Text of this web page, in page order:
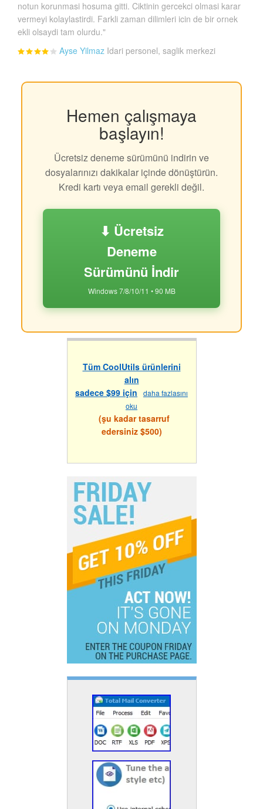
notun korunmasi hosuma gitti. Ciktinin gercekci olmasi karar
vermeyi kolaylastirdi. Farkli zaman dilimleri icin de bir ornek
ekli olsaydi tam olurdu."
Ayse Yilmaz Idari personel, saglik merkezi
Hemen çalışmaya
başlayın!
Ücretsiz deneme sürümünü indirin ve
dosyalarınızı dakikalar içinde dönüştürün.
Kredi kartı veya email gerekli değil.
⬇ Ücretsiz
Deneme
Sürümünü İndir
Windows 7/8/10/11 • 90 MB
Tüm CoolUtils ürünlerini
alın
sadece $99 için
daha fazlasını
oku
(şu kadar tasarruf
edersiniz $500)